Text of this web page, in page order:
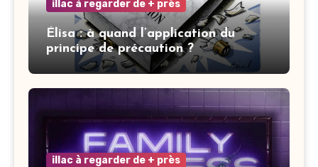
illac à regarder de + près
Élisa : à quand l’application du
principe de précaution ?
illac à regarder de + près